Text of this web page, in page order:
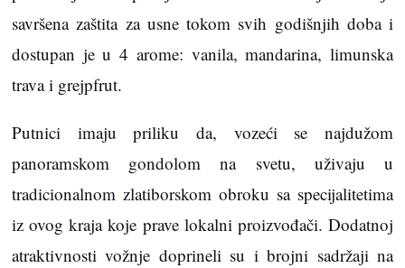
savršena zaštita za usne tokom svih godišnjih doba i
dostupan je u 4 arome: vanila, mandarina, limunska
trava i grejpfrut.
Putnici imaju priliku da, vozeći se najdužom
panoramskom gondolom na svetu, uživaju u
tradicionalnom zlatiborskom obroku sa specijalitetima
iz ovog kraja koje prave lokalni proizvođači. Dodatnoj
atraktivnosti vožnje doprineli su i brojni sadržaji na